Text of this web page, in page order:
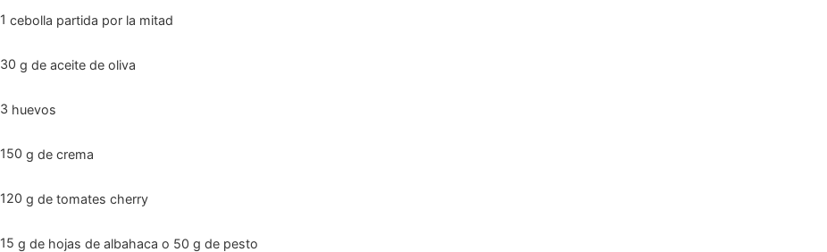
1 cebolla partida por la mitad
30 g de aceite de oliva
3 huevos
150 g de crema
120 g de tomates cherry
15 g de hojas de albahaca o 50 g de pesto